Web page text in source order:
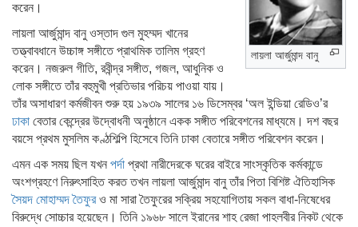
লায়লা আর্জুমান্দ বানু
করেন।
লায়লা আর্জুমান্দ বানু ওস্তাদ গুল মুহম্মদ খানের
তত্ত্বাবধানে উচ্চাঙ্গ সঙ্গীতে প্রাথমিক তালিম গ্রহণ
করেন। নজরুল গীতি, রবীন্দ্র সঙ্গীত, গজল, আধুনিক ও
লোক সঙ্গীতে তাঁর বহুমুখী প্রতিভার পরিচয় পাওয়া যায়।
তাঁর অসাধারণ কর্মজীবন শুরু হয় ১৯৩৯ সালের ১৬ ডিসেম্বর ‘অল ইন্ডিয়া রেডিও’র
ঢাকা বেতার কেন্দ্রের উদ্বোধনী অনুষ্ঠানে একক সঙ্গীত পরিবেশনের মাধ্যমে। দশ বছর
বয়সে প্রথম মুসলিম কণ্ঠশিল্পি হিসেবে তিনি ঢাকা বেতারে সঙ্গীত পরিবেশন করেন।
এমন এক সময় ছিল যখন পর্দা প্রথা নারীদেরকে ঘরের বাইরে সাংস্কৃতিক কর্মকান্ডে
অংশগ্রহণে নিরুৎসাহিত করত তখন লায়লা আর্জুমান্দ বানু তাঁর পিতা বিশিষ্ট ঐতিহাসিক
সৈয়দ মোহাম্মদ তৈফুরও মা সারা তৈফুরের সক্রিয় সহযোগিতায় সকল বাধা-নিষেধের
বিরুদ্ধে সোচ্চার হয়েছেন। তিনি ১৯৬৮ সালে ইরানের শাহ রেজা পাহলবীর নিকট থেকে